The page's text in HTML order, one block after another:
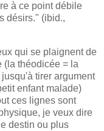
à ce point débile
désirs." (ibid.,
qui se plaignent de
(la théodicée = la
tirer argument
enfant malade)
ces lignes sont
je veux dire
destin ou plus